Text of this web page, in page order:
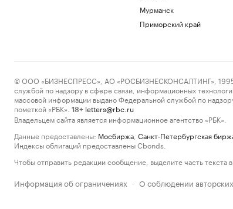
Мурманск
Приморский край
© ООО «БИЗНЕСПРЕСС», АО «РОСБИЗНЕСКОНСАЛТИНГ»,
службой по надзору в сфере связи, информационных
массовой информации выдано Федеральной службой по
пометкой «РБК».
18+ letters@rbc.ru
Владельцем сайта является информационное агентство «РБК».
Данные предоставлены: Мосбиржа Санкт-Петербургская
Индексы облигаций предоставлены Cbonds.
Чтобы отправить редакции сообщение, выделите часть текста
Информация об ограничениях · О соблюдении